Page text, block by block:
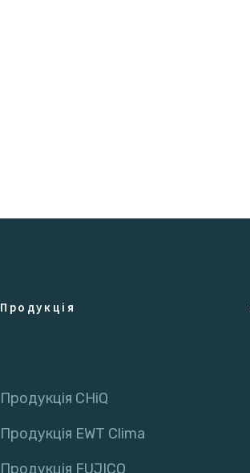
Продукція
Продукція CHiQ
Продукція EWT Clima
Продукція FUJICO